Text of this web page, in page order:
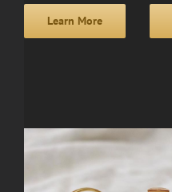
Learn More